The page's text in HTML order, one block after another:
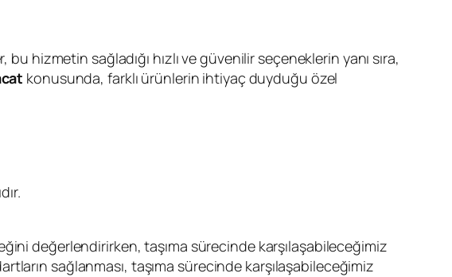
hizmetin sağladığı hızlı ve güvenilir seçeneklerin yanı sıra,
konusunda, farklı ürünlerin ihtiyaç duyduğu özel
değerlendirirken, taşıma sürecinde karşılaşabileceğimiz
sağlanması, taşıma sürecinde karşılaşabileceğimiz